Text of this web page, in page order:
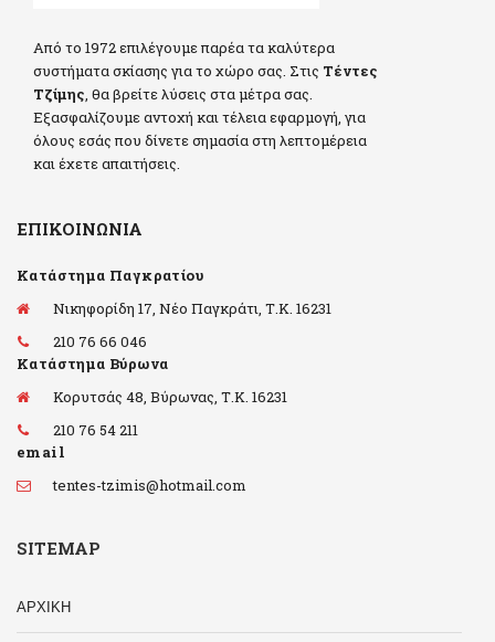
Από το 1972 επιλέγουμε παρέα τα καλύτερα
συστήματα σκίασης για το χώρο σας. Στις Τέντες
Τζίμης, θα βρείτε λύσεις στα μέτρα σας.
Εξασφαλίζουμε αντοχή και τέλεια εφαρμογή, για
όλους εσάς που δίνετε σημασία στη λεπτομέρεια
και έχετε απαιτήσεις.
ΕΠΙΚΟΙΝΩΝΊΑ
Κατάστημα Παγκρατίου
Νικηφορίδη 17, Νέο Παγκράτι, Τ.Κ. 16231
210 76 66 046
Κατάστημα Βύρωνα
Κορυτσάς 48, Βύρωνας, Τ.Κ. 16231
210 76 54 211
email
tentes-tzimis@hotmail.com
SITEMAP
ΑΡΧΙΚΗ